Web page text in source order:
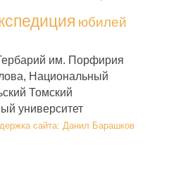
юбилей
им. Порфирия
Национальный
Томский
университет
сайта: Данил Барашков